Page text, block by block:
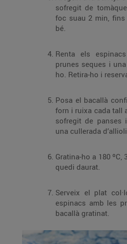
sofregit de tomàquet i deixa-ho
foc suau 2 min,
bé.
Renta els
prunes seques i una mica d’oli.
ho. Retira-ho i
Posa el bacallà
forn i ruixa cada tall amb una cullerada de
sofregit de panses
una cullerada
Gratina-ho a 180
quedi daurat.
Serveix el plat
espinacs amb les prunes i, per
bacallà gratinat.